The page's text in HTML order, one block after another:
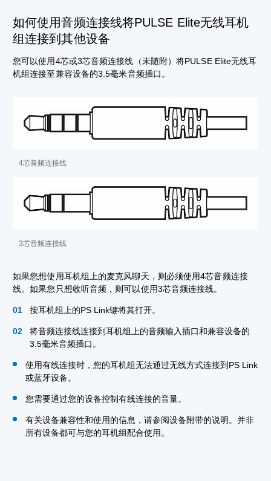
如何使用音频连接线将PULSE Elite无线耳机
组连接到其他设备
您可以使用4芯或3芯音频连接线（未随附）将PULSE Elite无线耳
机组连接至兼容设备的3.5毫米音频插口。
4芯音频连接线
3芯音频连接线
如果您想使用耳机组上的麦克风聊天，则必须使用4芯音频连接
线。如果您只想收听音频，则可以使用3芯音频连接线。
按耳机组上的PS Link键将其打开。
将音频连接线连接到耳机组上的音频输入插口和兼容设备的
3.5毫米音频插口。
使用有线连接时，您的耳机组无法通过无线方式连接到PS Link
或蓝牙设备。
您需要通过您的设备控制有线连接的音量。
有关设备兼容性和使用的信息，请参阅设备附带的说明。并非
所有设备都可与您的耳机组配合使用。